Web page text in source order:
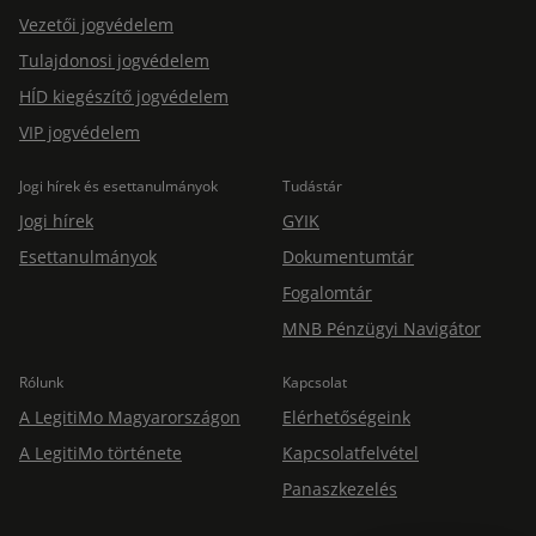
Vezetői jogvédelem
Tulajdonosi jogvédelem
HÍD kiegészítő jogvédelem
VIP jogvédelem
Jogi hírek és esettanulmányok
Jogi hírek
Esettanulmányok
Tudástár
GYIK
Dokumentumtár
Fogalomtár
MNB Pénzügyi Navigátor
Rólunk
A LegitiMo Magyarországon
A LegitiMo története
Kapcsolat
Elérhetőségeink
Kapcsolatfelvétel
Panaszkezelés